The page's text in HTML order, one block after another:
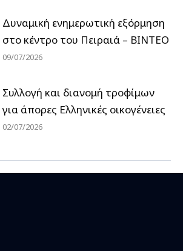
Δυναμική ενημερωτική εξόρμηση
στο κέντρο του Πειραιά – ΒΙΝΤΕΟ
09/07/2026
Συλλογή και διανομή τροφίμων
για άπορες Ελληνικές οικογένειες
02/07/2026